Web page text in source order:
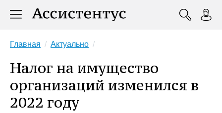
Главная Актуально
Налог на имущество
организаций изменился в
2022 году